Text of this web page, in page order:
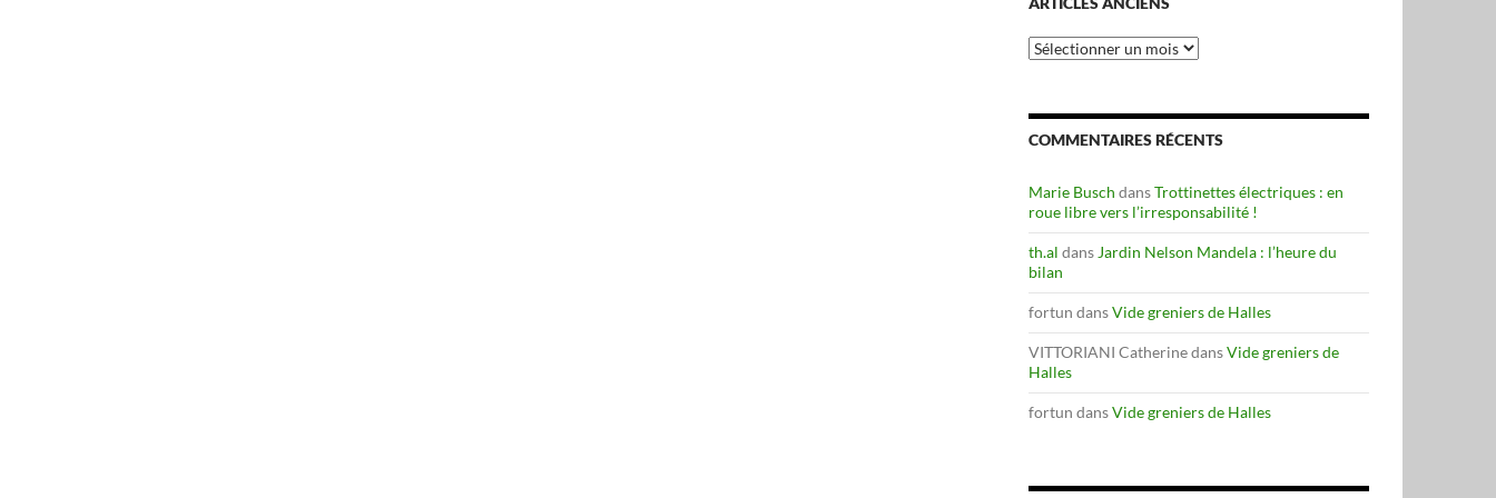
Articles
anciens
COMMENTAIRES RÉCENTS
Marie Busch dansTrottinettes électriques : en
roue libre vers l’irresponsabilité !
th.al dans Jardin Nelson Mandela : l’heure du
bilan
fortun dansVide greniers de Halles
VITTORIANI CatherinedansVide greniers de
Halles
fortun dansVide greniers de Halles